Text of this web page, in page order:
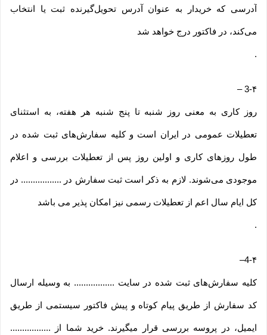
آدرسی که خریدار به عنوان آدرس تحویل‌گیرنده ثبت یا انتخاب
می‌کند، در فاکتور درج خواهد شد
.
3-۴–
روز کاری به معنی روز شنبه تا پنج شنبه هر هفته، به استثنای
تعطیلات عمومی در ایران است و کلیه سفارش‏‌های ثبت شده در
طول روزهای کاری و اولین روز پس از تعطیلات بررسی و اعلام
موجودی می‌‏شوند. لازم به ذکر است ثبت سفارش در ................. در
کل ایام سال اعم از تعطیلات رسمی نیز امکان پذیر می باشد
.
4-۴–
کلیه سفارش‌‏های ثبت شده در سایت ................. به وسیله ارسال
کد سفارش از طریق پیام کوتاه و پیش فاکتور سیستمی از طریق
ایمیل، در پروسه بررسی قرار میگیرند. خرید شما از .................